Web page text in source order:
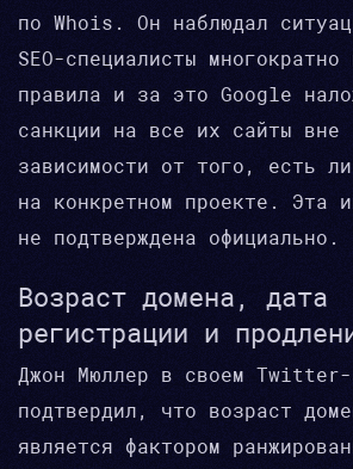
по Whois. Он наблюдал
SEO-специалисты многократно
правила и за это Google
санкции на все их сайты вне
зависимости от того, есть
на конкретном проекте. Эта
не подтверждена официально.
Возраст домена, дата
регистрации и
Джон Мюллер в своем Twitter-
подтвердил, что возраст
является фактором